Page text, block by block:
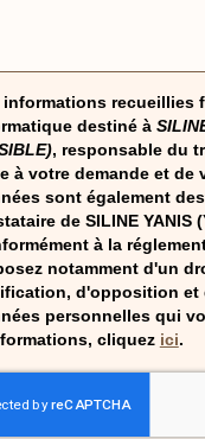
informations recueillies
destiné à
, responsable du
à votre demande et de
sont également
de SILINE YANIS
à la
notamment d'un
d'opposition et
personnelles qui
cliquez ici.